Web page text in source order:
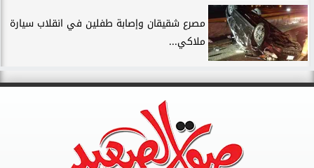
مصرع شقيقان وإصابة طفلين في انقلاب سيارة
ملاكي...